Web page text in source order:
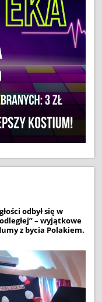
odbył się w
– wyjątkowe
z bycia Polakiem.